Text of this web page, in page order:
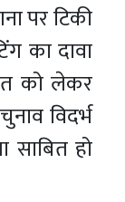
पर टिकी
का दावा
को लेकर
विदर्भ
साबित हो